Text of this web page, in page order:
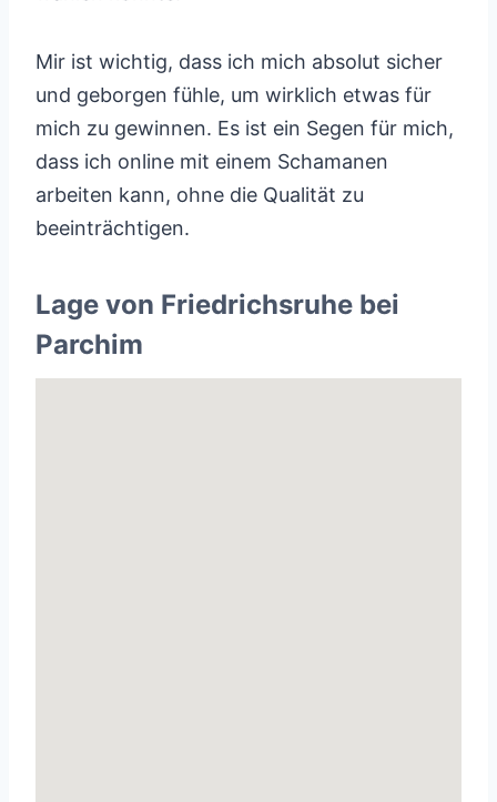
Mir ist wichtig, dass ich mich absolut sicher
und geborgen fühle, um wirklich etwas für
mich zu gewinnen. Es ist ein Segen für mich,
dass ich online mit einem Schamanen
arbeiten kann, ohne die Qualität zu
beeinträchtigen.
Lage von Friedrichsruhe bei
Parchim